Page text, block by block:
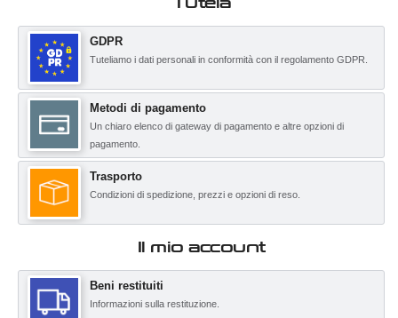
GDPR
Tuteliamo i dati personali in conformità con il regolamento GDPR.
Metodi di pagamento
Un chiaro elenco di gateway di pagamento e altre opzioni di
pagamento.
Trasporto
Condizioni di spedizione, prezzi e opzioni di reso.
Il mio account
Beni restituiti
Informazioni sulla restituzione.